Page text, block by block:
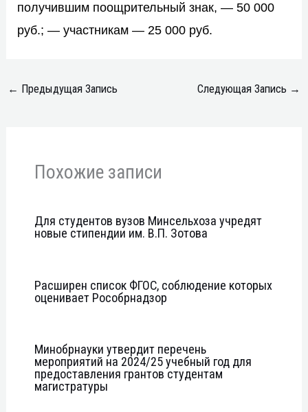
получившим поощрительный знак, — 50 000
руб.; — участникам — 25 000 руб.
← Предыдущая Запись Следующая Запись →
Похожие записи
Для студентов вузов Минсельхоза учредят
новые стипендии им. В.П. Зотова
Расширен список ФГОС, соблюдение которых
оценивает Рособрнадзор
Минобрнауки утвердит перечень
мероприятий на 2024/25 учебный год для
предоставления грантов студентам
магистратуры